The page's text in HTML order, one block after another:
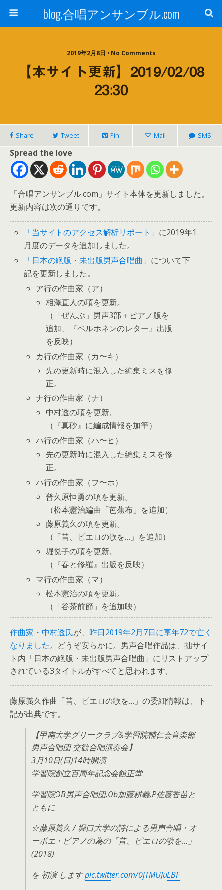
blog.合唱アンサンブル.com
2019年2月8日 • No Comments
【本サイト更新】2019/02/08
23:30
Share Tweet Pin Mail SMS
Spread the love
「合唱アンサンブル.com」サイト本体を更新しました。
更新内容は次の通りです。
「当サイトのアクセス解析リポート」 に2019年1
月度のデータを追加しました。
「日本の絶版・未出版男声合唱曲」 について下
記を更新しました。
ア行の作曲家（ア）
相澤直人の項を更新。
（「ぜんぶ」男声3部＋ピアノ版を
追加、『ペルホネンのレター』出版
を反映）
カ行の作曲家（カ〜キ）
先の更新時に混入した編集ミスを修
正。
ナ行の作曲家（ナ）
中村透の項を更新。
（『真砂』に編成情報を加筆）
ハ行の作曲家（ハ〜ヒ）
先の更新時に混入した編集ミスを修
正。
ハ行の作曲家（フ〜ホ）
普久原恒勇の項を更新。
（松本憲治編曲「芭蕉布」を追加）
藤原義久の項を更新。
（「昔、ピエロの歌を…」を追加）
堀悦子の項を更新。
（『春と修羅』出版を反映）
マ行の作曲家（マ）
松本憲治の項を更新。
（「谷茶前節」を追加映）
作曲家・中村透氏が、 昨日2019年2月7日に享年72で亡く
なりました。どうぞ安らかに。男声合唱作品は、拙サイ
ト内「日本の絶版・未出版男声合唱曲」にリストアップ
されている3タイトルがすべてと思われます。
藤原義久作曲「昔、ピエロの歌を…」の委細情報は、下
記が出典です。
【甲南大学グリークラブ&学習院輔仁会音楽部
男声合唱団 交歓合唱演奏会】
3月10日(日)14時開演
学習院創立百周年記念会館正堂
学習院OB男声合唱団,Ob加藤耕義,P佐藤香苗と
ともに
☆藤原義久 / 堀口大学の詩による男声合唱・オ
ーボエ・ピアノの為の「昔、ピエロの歌を…」
(2018)
を 初演 しますpic.twitter.com/0jTMUJuLBF